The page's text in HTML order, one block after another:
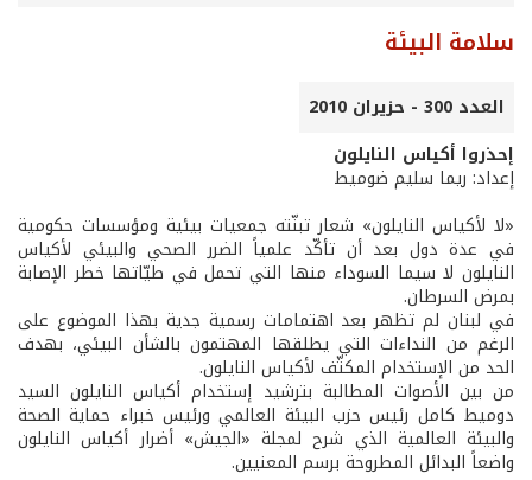
سلامة البيئة
العدد 300 - حزيران 2010
إحذروا أكياس النايلون
إعداد: ريما سليم ضوميط
«لا لأكياس النايلون» شعار تبنّته جمعيات بيئية ومؤسسات حكومية
في عدة دول بعد أن تأكّد علمياً الضرر الصحي والبيئي لأكياس
النايلون لا سيما السوداء منها التي تحمل في طيّاتها خطر الإصابة
بمرض السرطان.
في لبنان لم تظهر بعد اهتمامات رسمية جدية بهذا الموضوع على
الرغم من النداءات التي يطلقها المهتمون بالشأن البيئي، بهدف
الحد من الإستخدام المكثّف لأكياس النايلون.
من بين الأصوات المطالبة بترشيد إستخدام أكياس النايلون السيد
دوميط كامل رئيس حزب البيئة العالمي ورئيس خبراء حماية الصحة
والبيئة العالمية الذي شرح لمجلة «الجيش» أضرار أكياس النايلون
واضعاً البدائل المطروحة برسم المعنيين.